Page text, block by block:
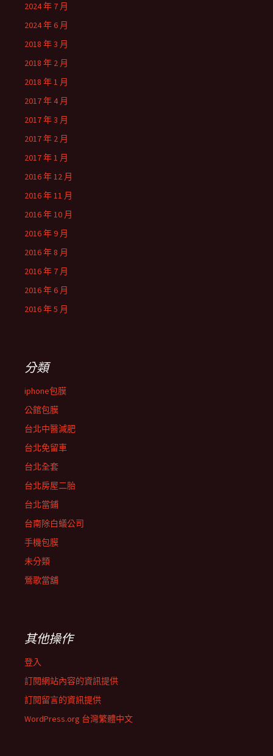
2024 年 7 月
2024 年 6 月
2018 年 3 月
2018 年 2 月
2018 年 1 月
2017 年 4 月
2017 年 3 月
2017 年 2 月
2017 年 1 月
2016 年 12 月
2016 年 11 月
2016 年 10 月
2016 年 9 月
2016 年 8 月
2016 年 7 月
2016 年 6 月
2016 年 5 月
分類
iphone包膜
公館包膜
台北中醫減肥
台北免留車
台北全套
台北房屋二胎
台北當鋪
台南除白蟻公司
手機包膜
未分類
鶯歌當舖
其他操作
登入
訂閱網站內容的資訊提供
訂閱留言的資訊提供
WordPress.org 台灣繁體中文